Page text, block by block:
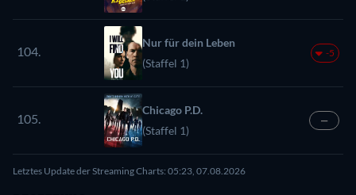
104.
Nur für dein Leben
(Staffel 1)
-5
105.
Chicago P.D.
(Staffel 1)
—
Letztes Update der Streaming Charts: 05:23, 07.08.2026